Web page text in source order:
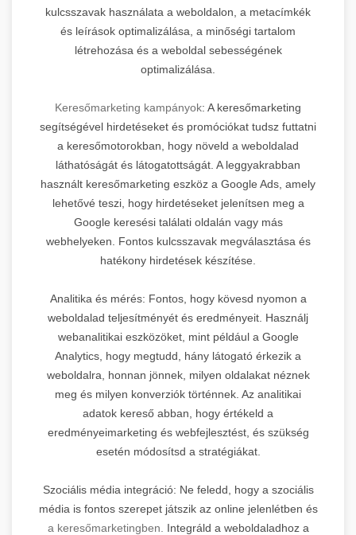
kulcsszavak használata a weboldalon, a metacímkék
és leírások optimalizálása, a minőségi tartalom
létrehozása és a weboldal sebességének
optimalizálása.
Keresőmarketing kampányok: A keresőmarketing
segítségével hirdetéseket és promóciókat tudsz futtatni
a keresőmotorokban, hogy növeld a weboldalad
láthatóságát és látogatottságát. A leggyakrabban
használt keresőmarketing eszköz a Google Ads, amely
lehetővé teszi, hogy hirdetéseket jelenítsen meg a
Google keresési találati oldalán vagy más
webhelyeken. Fontos kulcsszavak megválasztása és
hatékony hirdetések készítése.
Analitika és mérés: Fontos, hogy kövesd nyomon a
weboldalad teljesítményét és eredményeit. Használj
webanalitikai eszközöket, mint például a Google
Analytics, hogy megtudd, hány látogató érkezik a
weboldalra, honnan jönnek, milyen oldalakat néznek
meg és milyen konverziók történnek. Az analitikai
adatok kereső abban, hogy értékeld a
eredményeimarketing és webfejlesztést, és szükség
esetén módosítsd a stratégiákat.
Szociális média integráció: Ne feledd, hogy a szociális
média is fontos szerepet játszik az online jelenlétben és
a keresőmarketingben.
Integráld a weboldaladhoz a